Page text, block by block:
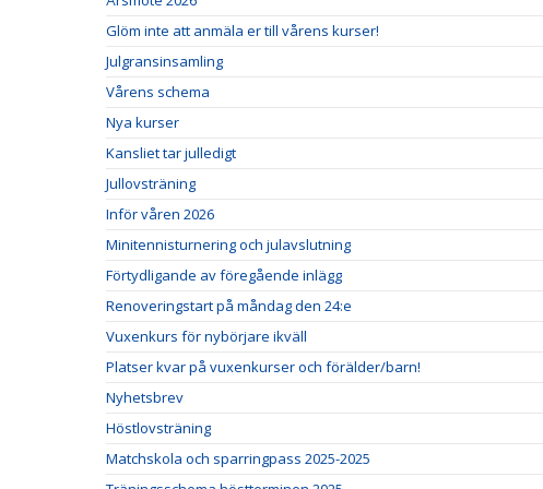
Glöm inte att anmäla er till vårens kurser!
Julgransinsamling
Vårens schema
Nya kurser
Kansliet tar julledigt
Jullovsträning
Inför våren 2026
Minitennisturnering och julavslutning
Förtydligande av föregående inlägg
Renoveringstart på måndag den 24:e
Vuxenkurs för nybörjare ikväll
Platser kvar på vuxenkurser och förälder/barn!
Nyhetsbrev
Höstlovsträning
Matchskola och sparringpass 2025-2025